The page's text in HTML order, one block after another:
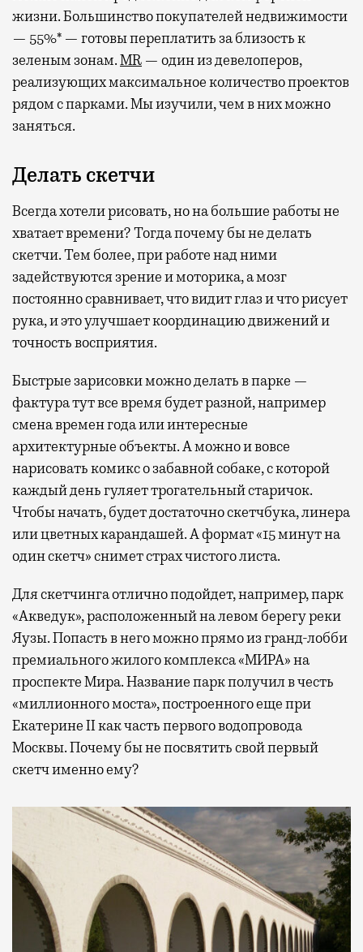
жизни. Большинство покупателей недвижимости
— 55%* — готовы переплатить за близость к
зеленым зонам.MR — один из девелоперов,
реализующих максимальное количество проектов
рядом с парками. Мы изучили, чем в них можно
заняться.
Делать скетчи
Всегда хотели рисовать, но на большие работы не
хватает времени? Тогда почему бы не делать
скетчи. Тем более, при работе над ними
задействуются зрение и моторика, а мозг
постоянно сравнивает, что видит глаз и что рисует
рука, и это улучшает координацию движений и
точность восприятия.
Быстрые зарисовки можно делать в парке —
фактура тут все время будет разной, например
смена времен года или интересные
архитектурные объекты. А можно и вовсе
нарисовать комикс о забавной собаке, с которой
каждый день гуляет трогательный старичок.
Чтобы начать, будет достаточно скетчбука, линера
или цветных карандашей. А формат «15 минут на
один скетч» снимет страх чистого листа.
Для скетчинга отлично подойдет, например, парк
«Акведук», расположенный на левом берегу реки
Яузы. Попасть в него можно прямо из гранд-лобби
премиального жилого комплекса «МИРА» на
проспекте Мира. Название парк получил в честь
«миллионного моста», построенного еще при
Екатерине II как часть первого водопровода
Москвы. Почему бы не посвятить свой первый
скетч именно ему?